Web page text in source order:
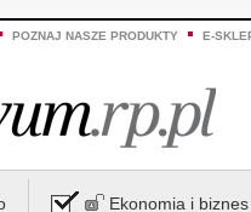
POZNAJ NASZE PRODUKTY E-
Ekonomia i biznes